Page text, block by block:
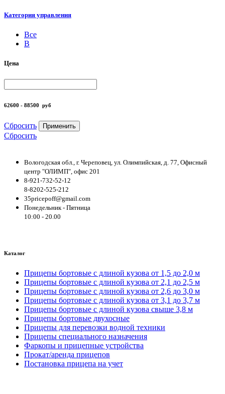
Категория управления
Все
B
Цена
62600 - 88500 руб
Сбросить Применить
Сбросить
Вологодская обл., г. Череповец, ул. Олимпийская, д. 77, Офисный
центр "ОЛИМП", офис 201
8-921-732-52-12
8-8202-525-212
35pricepoff@gmail.com
Понедельник - Пятница
10:00 - 20.00
Каталог
Прицепы бортовые с длиной кузова от 1,5 до 2,0 м
Прицепы бортовые с длиной кузова от 2,1 до 2,5 м
Прицепы бортовые с длиной кузова от 2,6 до 3,0 м
Прицепы бортовые с длиной кузова от 3,1 до 3,7 м
Прицепы бортовые с длиной кузова свыше 3,8 м
Прицепы бортовые двухосные
Прицепы для перевозки водной техники
Прицепы специального назначения
Фаркопы и прицепные устройства
Прокат/аренда прицепов
Постановка прицепа на учет